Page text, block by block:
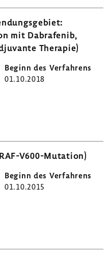
mit Dabra­fenib,
Therapie)
01.10.2018
​V600-Mutation)
01.10.2015